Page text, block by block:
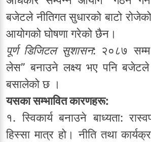
बजेटले नीतिगत सुधारको बाटो
आयोगको घोषणा गरेको छैन।
पूर्ण डिजिटल सुशासन: २०८७
लेस” बनाउने लक्ष्य भए पनि
बसालेको छ ।
यसका सम्भावित कारणहरू:
१. स्विकार्य बनाउने बाध्यता:
हिस्सा मात्र हो। नीति तथा